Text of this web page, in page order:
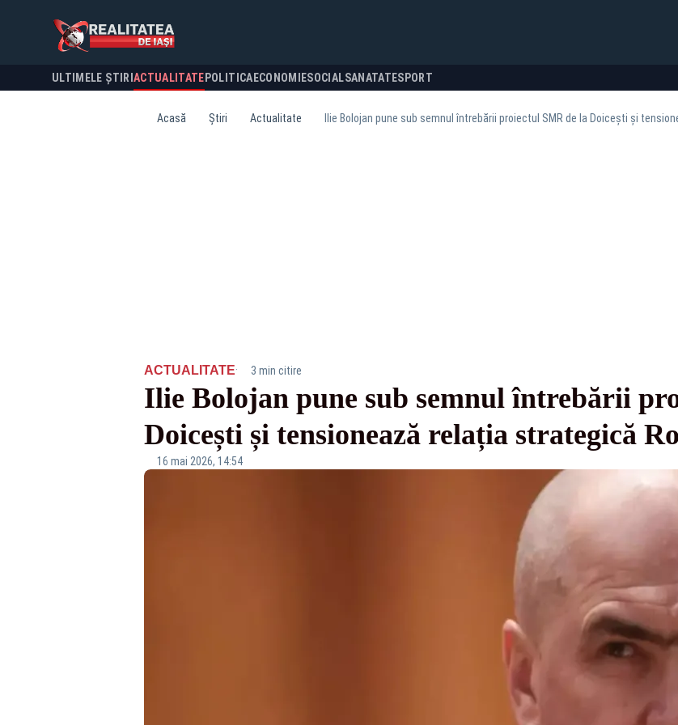
ULTIMELE ȘTIRI ACTUALITATE POLITICA ECONOMIESOCIALSANATATESPORT
Acasă Știri Actualitate Ilie Bolojan pune sub semnul întrebării proiectul SMR de la Doicești și
ACTUALITATE· 3 min citire
Ilie Bolojan pune sub semnul întrebării
Doicești și tensionează relația strategică
16 mai 2026, 14:54